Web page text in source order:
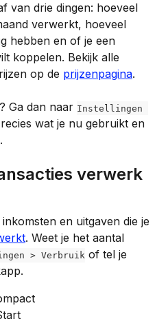
van drie dingen: hoeveel
verwerkt, hoeveel
hebben en of je een
koppelen. Bekijk alle
op de prijzenpagina.
Ga dan naar Instellingen
wat je nu gebruikt en
verwerk
en uitgaven die je
. Weet je het aantal
> Verbruik of tel je